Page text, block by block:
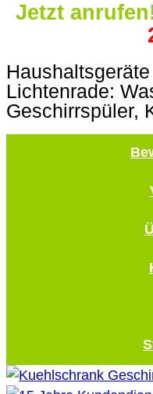
Jetzt
Lichtenrade:
Geschirrspüler,